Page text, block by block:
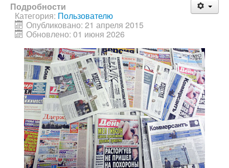
Подробности
Категория: Пользователю
Опубликовано: 21 апреля 2015
Обновлено: 01 июня 2026